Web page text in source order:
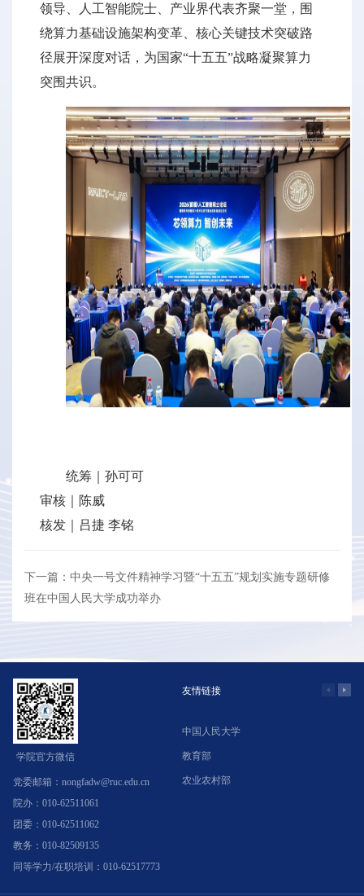
领导、人工智能院士、产业界代表齐聚一堂，围
绕算力基础设施架构变革、核心关键技术突破路
径展开深度对话，为国家“十五五”战略凝聚算力
突围共识。
统筹｜孙可可
审核｜陈威
核发｜吕捷 李铭
下一篇：中央一号文件精神学习暨“十五五”规划实施专题研修
班在中国人民大学成功举办
学院官方微信
党委邮箱：nongfadw@ruc.edu.cn
院办：010-62511061
团委：010-62511062
教务：010-82509135
同等学力/在职培训：010-62517773
友情链接
中国人民大学
教育部
农业农村部